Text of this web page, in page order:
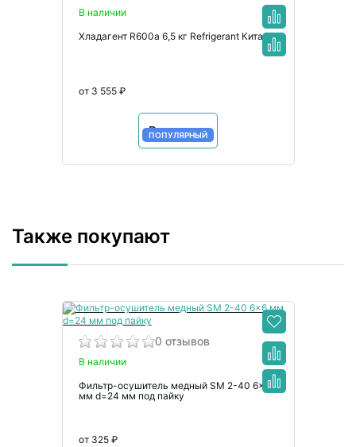
В наличии
Хладагент R600a 6,5 кг Refrigerant Китай
от 3 555 ₽
В корзину
ПОПУЛЯРНЫЙ
Также покупают
0 отзывов
В наличии
Фильтр-осушитель медный SM 2-40 6×6
мм d=24 мм под пайку
от 325 ₽